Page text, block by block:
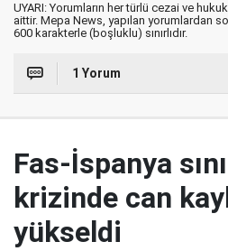
UYARI: Yorumların her türlü cezai ve
aittir. Mepa News, yapılan yorumlardan
600 karakterle (boşluklu) sınırlıdır.
1 Yorum
Fas-İspanya
krizinde can
yükseldi